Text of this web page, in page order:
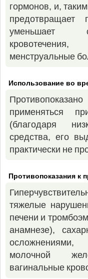
гормонов, и,
предотвращает
уменьшает
менструальные
Использование во
применяться
(благодаря
средства, его
практически не
Противопоказания к
тяжелые
печени и
анамнезе),
молочной
вагинальные